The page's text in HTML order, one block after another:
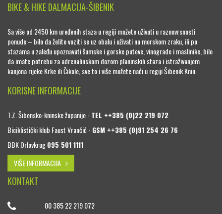
BIKE & HIKE DALMACIJA-ŠIBENIK
Sa više od 2450 km uređenih staza u regiji možete uživati u raznovrsnosti
ponude – bilo da želite voziti se uz obalu i uživati na morskom zraku, ili po
stazama u zaleđu upoznavati šumske i gorske puteve, vinograde i maslinike, bilo
da imate potrebu za adrenalinskom dozom planinskih staza i istraživanjem
kanjona rijeke Krke ili Čikole, sve to i više možete naći u regiji Šibenik Knin.
KORISNE INFORMACIJE
T.Z. Šibensko-kninske županije - TEL ++385 (0)22 219 072
Biciklistički klub Faust Vrančić - GSM ++385 (0)91 254 26 76
BBK Orlovkrug095 501 1111
VIŠE INFORMACIJA
KONTAKT
00 385 22 219 072